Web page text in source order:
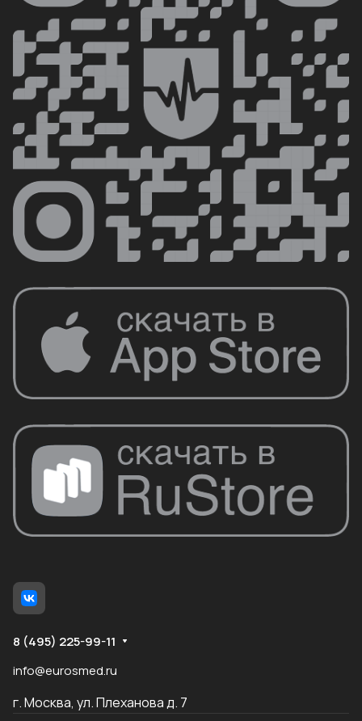
8 (495) 225-99-11
info@eurosmed.ru
г. Москва, ул. Плеханова д. 7